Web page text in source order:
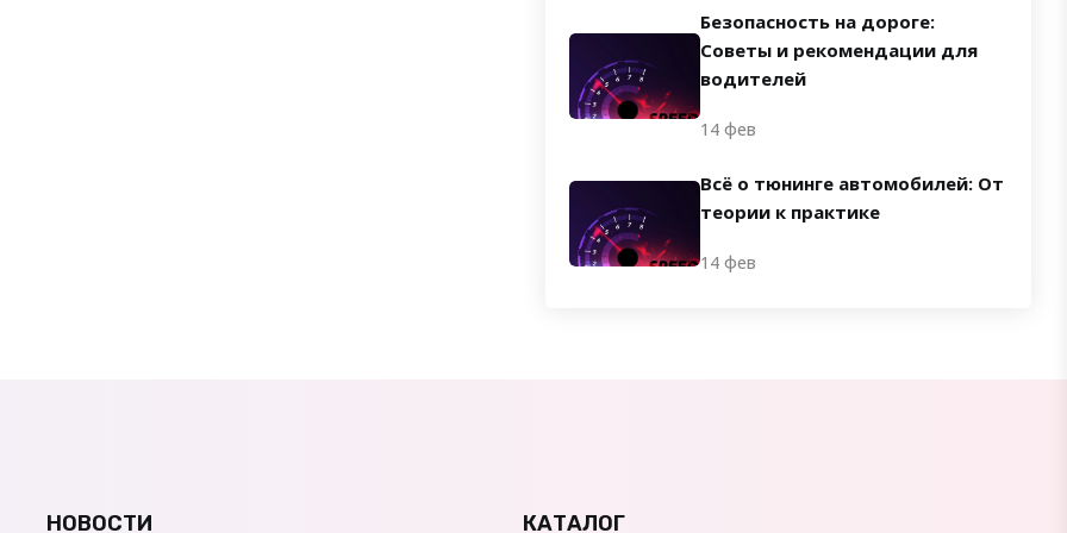
Безопасность на дороге:
Советы и рекомендации для
водителей
14 фев
Всё о тюнинге автомобилей: От
теории к практике
14 фев
НОВОСТИ КАТАЛОГ